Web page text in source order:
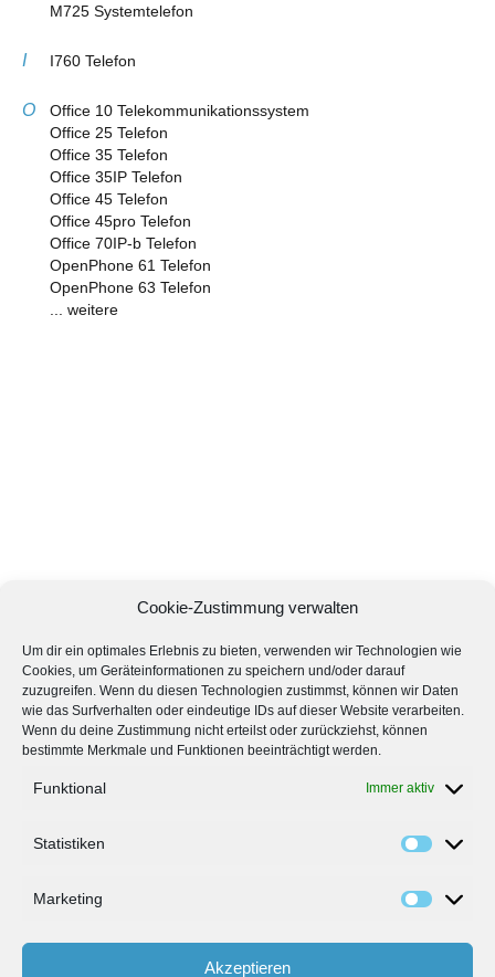
Cookie-Zustimmung verwalten
Um dir ein optimales Erlebnis zu bieten, verwenden wir Technologien wie
Cookies, um Geräteinformationen zu speichern und/oder darauf
zuzugreifen. Wenn du diesen Technologien zustimmst, können wir Daten
wie das Surfverhalten oder eindeutige IDs auf dieser Website verarbeiten.
Wenn du deine Zustimmung nicht erteilst oder zurückziehst, können
bestimmte Merkmale und Funktionen beeinträchtigt werden.
Funktional Immer aktiv
Statistiken
Marketing
Akzeptieren
M725 Systemtelefon
I I760 Telefon
O
Office 10 Telekommunikationssystem
Office 25 Telefon
Office 35 Telefon
Office 35IP Telefon
Office 45 Telefon
Office 45pro Telefon
Office 70IP-b Telefon
OpenPhone 61 Telefon
OpenPhone 63 Telefon
... weitere